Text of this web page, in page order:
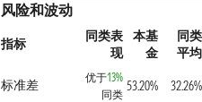
风险和波动
指标
同类表
现
本基
金
同类
平均
标准差
优于13%
同类
53.20% 32.26%